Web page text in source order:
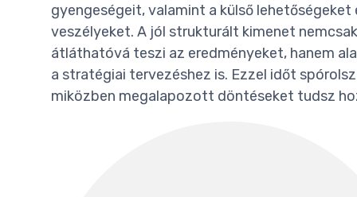
gyengeségeit, valamint a külső lehetőségeket
veszélyeket. A jól strukturált kimenet nemcsak
átláthatóvá teszi az eredményeket, hanem
a stratégiai tervezéshez is. Ezzel időt
miközben megalapozott döntéseket tudsz